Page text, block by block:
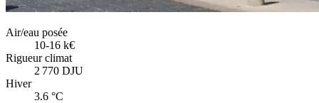
Air/eau posée
10-16 k€
Rigueur climat
2 770 DJU
Hiver
3.6 °C